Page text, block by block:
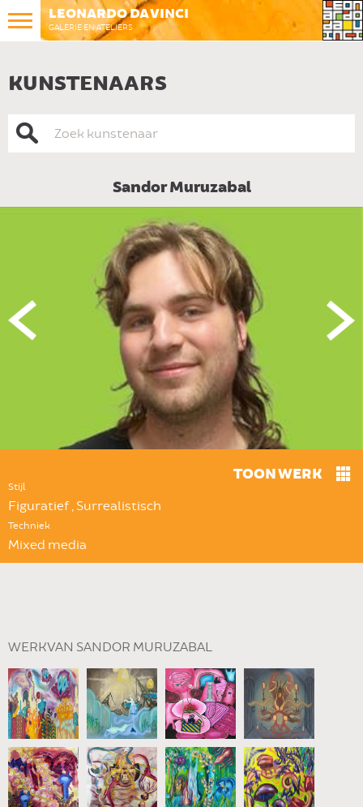
LEONARDO DA VINCI
GALERIE EN ATELIERS
KUNSTENAARS
Sandor Muruzabal
TOON WERK
Stijl
Figuratief , Surrealistisch
Techniek
Mixed media
WERK VAN SANDOR MURUZABAL